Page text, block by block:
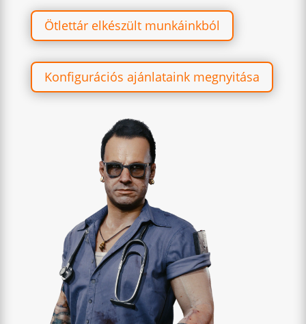
Ötlettár elkészült munkáinkból
Konfigurációs ajánlataink megnyitása